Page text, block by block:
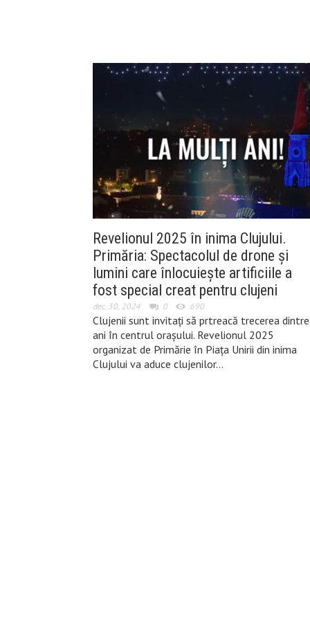
Revelionul 2025 în inima Clujului.
Primăria: Spectacolul de drone și
lumini care înlocuiește artificiile a
fost special creat pentru clujeni
dec. 30, 2024 0 690
Clujenii sunt invitați să prtreacă trecerea dintre
ani în centrul orașului. Revelionul 2025
organizat de Primărie în Piața Unirii din inima
Clujului va aduce clujenilor…